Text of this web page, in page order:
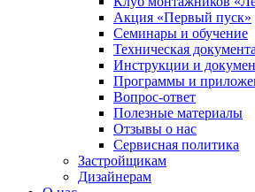
Акция «Первый пуск»
Семинары и обучение
Техническая
Инструкции и
Программы и
Вопрос-ответ
Полезные материалы
Отзывы о нас
Сервисная политика
Застройщикам
Дизайнерам